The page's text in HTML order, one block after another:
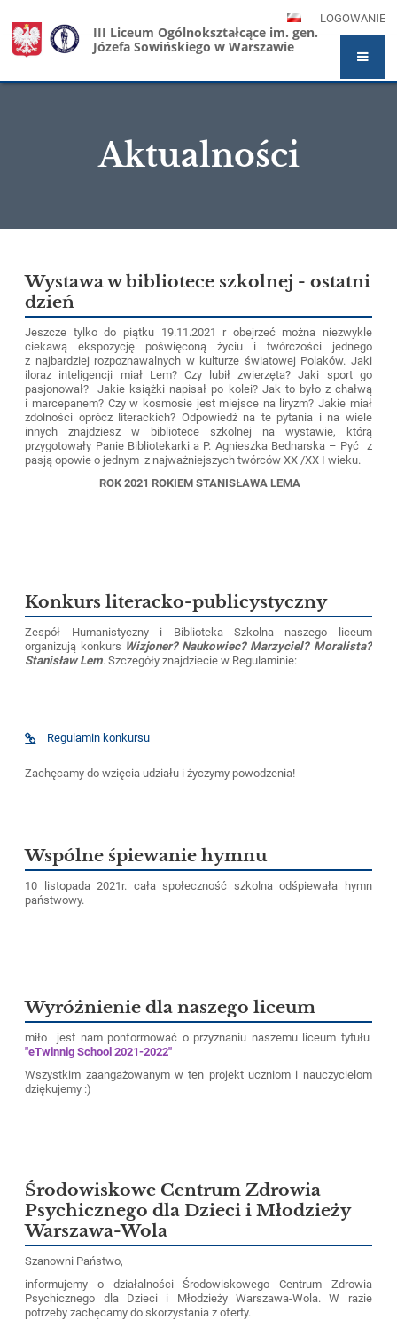
LOGOWANIE
III Liceum Ogólnokształcące im. gen.
Józefa Sowińskiego w Warszawie
Aktualności
Wystawa w bibliotece szkolnej - ostatni
dzień
Jeszcze tylko do piątku 19.11.2021 r obejrzeć można niezwykle
ciekawą ekspozycję poświęconą życiu i twórczości jednego
z najbardziej rozpoznawalnych w kulturze światowej Polaków. Jaki
iloraz inteligencji miał Lem? Czy lubił zwierzęta? Jaki sport go
pasjonował? Jakie książki napisał po kolei? Jak to było z chałwą
i marcepanem? Czy w kosmosie jest miejsce na liryzm? Jakie miał
zdolności oprócz literackich? Odpowiedź na te pytania i na wiele
innych znajdziesz w bibliotece szkolnej na wystawie, którą
przygotowały Panie Bibliotekarki a P. Agnieszka Bednarska – Pyć z
pasją opowie o jednym z najważniejszych twórców XX /XX I wieku.
ROK 2021 ROKIEM STANISŁAWA LEMA
Konkurs literacko-publicystyczny
Zespół Humanistyczny i Biblioteka Szkolna naszego liceum
organizują konkurs Wizjoner? Naukowiec? Marzyciel? Moralista?
Stanisław Lem. Szczegóły znajdziecie w Regulaminie:
Regulamin konkursu
Zachęcamy do wzięcia udziału i życzymy powodzenia!
Wspólne śpiewanie hymnu
10 listopada 2021r. cała społeczność szkolna odśpiewała hymn
państwowy.
Wyróżnienie dla naszego liceum
miło jest nam ponformować o przyznaniu naszemu liceum tytułu
"eTwinnig School 2021-2022"
Wszystkim zaangażowanym w ten projekt uczniom i nauczycielom
dziękujemy :)
Środowiskowe Centrum Zdrowia
Psychicznego dla Dzieci i Młodzieży
Warszawa-Wola
Szanowni Państwo,
informujemy o działalności Środowiskowego Centrum Zdrowia
Psychicznego dla Dzieci i Młodzieży Warszawa-Wola. W razie
potrzeby zachęcamy do skorzystania z oferty.